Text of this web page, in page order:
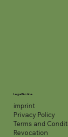
Legal Notice
imprint
Privacy Policy
Terms and
Revocation